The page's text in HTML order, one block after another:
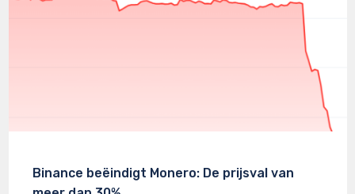
Binance beëindigt Monero: De prijsval van